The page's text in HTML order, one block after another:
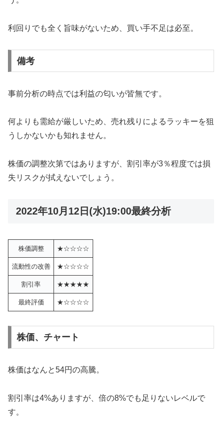
利回りでも全く旨味がないため、買い手不足は必至。
備考
事前分析の時点では利益の匂いが皆無です。
何よりも需給が厳しいため、売れ残りによるラッキーを狙
うしかないかも知れません。
株価の調整次第ではありますが、割引率が3％程度では損
失リスクが拭えないでしょう。
2022年10月12日(水)19:00最終分析
株価調整 ★☆☆☆☆
流動性の改善 ★☆☆☆☆
割引率 ★★★★★
最終評価 ★☆☆☆☆
株価、チャート
株価はなんと54円の高騰。
割引率は4%ありますが、倍の8%でも足りないレベルで
す。